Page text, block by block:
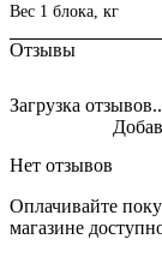
Вес 1 блока, кг
Отзывы
Загрузка
Нет отзывов
Оплачивайте
магазине